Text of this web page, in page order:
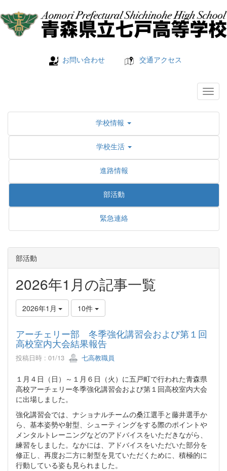
お問い合わせ 交通アクセス
学校情報
学校生活
進路情報
部活動
緊急連絡
部活動
2026年1月の記事一覧
2026年1月 10件
アーチェリー部 冬季強化講習会および第１回
高校室内大会結果報告
投稿日時 : 01/13 七高教職員
１月４日（日）～１月６日（火）に五戸町で行われた青森県
高校アーチェリー冬季強化講習会および第１回高校室内大会
に出場しました。
強化講習会では、ナショナルチームの桑江選手と藤井選手か
ら、基本姿勢や射型、シューティングをする際のポイントや
メンタルトレーニングなどのアドバイスをいただきながら、
練習をしました。なかには、アドバイスをいただいた部分を
修正し、再度お二方に射型を見ていただくために、積極的に
行動している姿も見られました。